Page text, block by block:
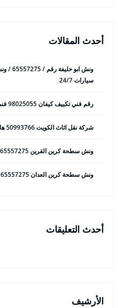
أحدث المقالات
ونش
سيارات 24/7
رقم فني تكييف كيفان 98025055 فني تكييف مركزي 24 ساعة
شركة نقل اثاث الكويت 50993766 هاف لوري وانيت نقل عفش
ونش سطحة كرين القرين 65557275 ونش سحب وانقاذ سيارات
ونش سطحة كرين العدان 65557275 ونش سحب وانقاذ سيارات
أحدث التعليقات
الأرشيف